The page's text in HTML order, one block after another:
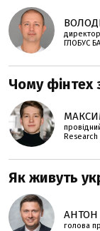
ГЛОБУС
Чому фінтех
Research
Як живуть
голова